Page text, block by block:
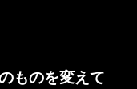
ものを変えて